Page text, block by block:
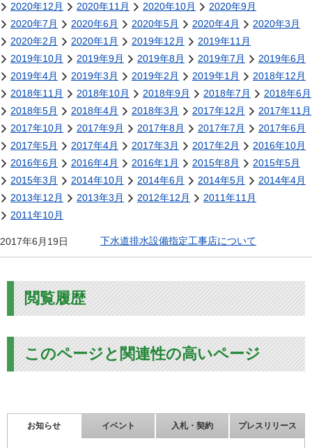
2020年12月
2020年11月 2020年10月
2020年9月
2020年7月
2020年6月 2020年5月 2020年4月
2020年3月
2020年2月
2020年1月 2019年12月
2019年11月
2019年10月
2019年9月 2019年8月 2019年7月
2019年6月
2019年4月
2019年3月 2019年2月 2019年1月
2018年12月
2018年11月
2018年10月 2018年9月 2018年7月
2018年6月
2018年5月
2018年4月 2018年3月 2017年12月
2017年11月
2017年10月
2017年9月 2017年8月 2017年7月
2017年6月
2017年5月
2017年4月 2017年3月 2017年2月
2016年10月
2016年6月
2016年4月 2016年1月 2015年8月
2015年5月
2015年3月
2014年10月 2014年6月 2014年5月
2014年4月
2013年12月
2013年3月 2012年12月
2011年11月
2011年10月
2017年6月19日 下水道排水設備指定工事店について
閲覧履歴
このページと関連性の高いページ
お知らせ イベント 入札・契約 プレスリリース